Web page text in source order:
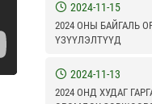
2024-11-15
2024 ОНЫ БАЙГАЛЬ
ҮЗҮҮЛЭЛТҮҮД
2024-11-13
2024 ОНД ХУДАГ